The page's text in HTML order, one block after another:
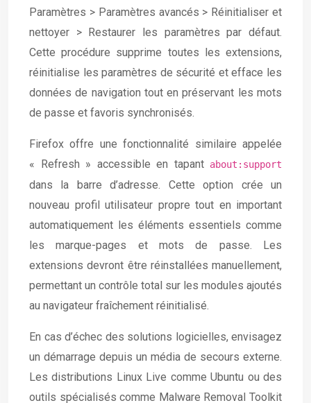
Paramètres > Paramètres avancés > Réinitialiser et
nettoyer > Restaurer les paramètres par défaut.
Cette procédure supprime toutes les extensions,
réinitialise les paramètres de sécurité et efface les
données de navigation tout en préservant les mots
de passe et favoris synchronisés.
Firefox offre une fonctionnalité similaire appelée
« Refresh » accessible en tapant about:support
dans la barre d’adresse. Cette option crée un
nouveau profil utilisateur propre tout en important
automatiquement les éléments essentiels comme
les marque-pages et mots de passe. Les
extensions devront être réinstallées manuellement,
permettant un contrôle total sur les modules ajoutés
au navigateur fraîchement réinitialisé.
En cas d’échec des solutions logicielles, envisagez
un démarrage depuis un média de secours externe.
Les distributions Linux Live comme Ubuntu ou des
outils spécialisés comme Malware Removal Toolkit